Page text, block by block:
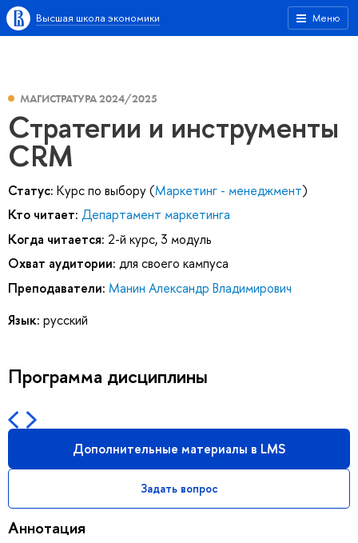
Меню
Высшая школа экономики
МАГИСТРАТУРА 2024/2025
Стратегии и инструменты
CRM
Статус: Курс по выбору (Маркетинг - менеджмент)
Кто читает: Департамент маркетинга
Когда читается: 2-й курс, 3 модуль
Охват аудитории: для своего кампуса
Преподаватели: Манин Александр Владимирович
Язык: русский
Программа дисциплины
Дополнительные материалы в LMS
Задать вопрос
Аннотация